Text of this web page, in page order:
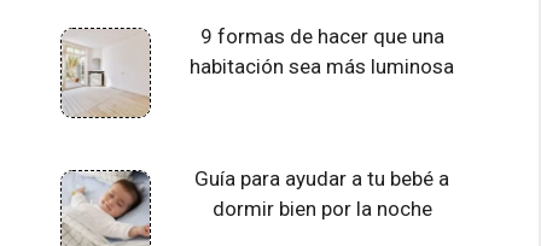
9 formas de hacer que una
habitación sea más luminosa
Guía para ayudar a tu bebé a
dormir bien por la noche